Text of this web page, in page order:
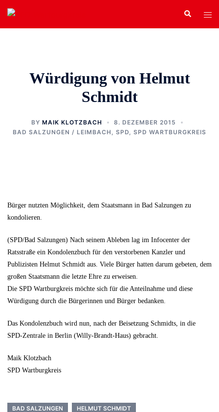
Zum
Inhalt
springen
Search
Würdigung von Helmut
Schmidt
BY MAIK KLOTZBACH
8. DEZEMBER 2015
BAD SALZUNGEN / LEIMBACH
SPD SPD WARTBURGKREIS
Bürger nutzten Möglichkeit, dem Staatsmann in Bad Salzungen zu
kondolieren.
(SPD/Bad Salzungen) Nach seinem Ableben lag im Infocenter der
Ratsstraße ein Kondolenzbuch für den verstorbenen Kanzler und
Publizisten Helmut Schmidt aus. Viele Bürger hatten darum gebeten, dem
großen Staatsmann die letzte Ehre zu erweisen.
Die SPD Wartburgkreis möchte sich für die Anteilnahme und diese
Würdigung durch die Bürgerinnen und Bürger bedanken.
Das Kondolenzbuch wird nun, nach der Beisetzung Schmidts, in die
SPD-Zentrale in Berlin (Willy-Brandt-Haus) gebracht.
Maik Klotzbach
SPD Wartburgkreis
BAD SALZUNGEN
HELMUT SCHMIDT